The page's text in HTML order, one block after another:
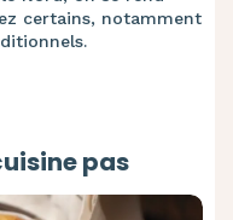
certains, notamment
pas